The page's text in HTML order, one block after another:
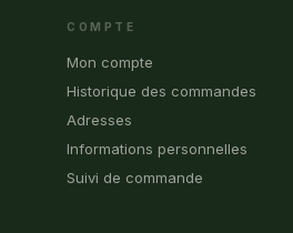
COMPTE
Mon compte
Historique des commandes
Adresses
Informations personnelles
Suivi de commande